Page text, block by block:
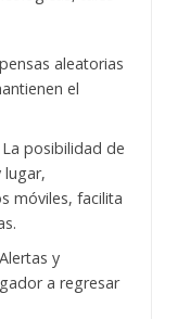
aleatorias
el
La posibilidad de
lugar,
móviles, facilita
y
a regresar